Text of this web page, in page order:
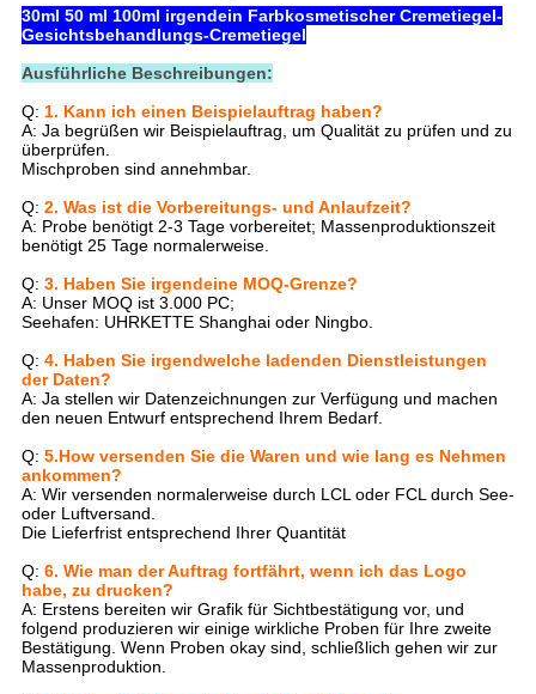
30ml 50 ml 100ml irgendein Farbkosmetischer Cremetiegel-
Gesichtsbehandlungs-Cremetiegel
Ausführliche Beschreibungen:
Q: 1. Kann ich einen Beispielauftrag haben?
A: Ja begrüßen wir Beispielauftrag, um Qualität zu prüfen und zu
überprüfen.
Mischproben sind annehmbar.
Q: 2. Was ist die Vorbereitungs- und Anlaufzeit?
A: Probe benötigt 2-3 Tage vorbereitet; Massenproduktionszeit
benötigt 25 Tage normalerweise.
Q: 3. Haben Sie irgendeine MOQ-Grenze?
A: Unser MOQ ist 3.000 PC;
Seehafen: UHRKETTE Shanghai oder Ningbo.
Q: 4. Haben Sie irgendwelche ladenden Dienstleistungen
der Daten?
A: Ja stellen wir Datenzeichnungen zur Verfügung und machen
den neuen Entwurf entsprechend Ihrem Bedarf.
Q: 5.How versenden Sie die Waren und wie lang es Nehmen
ankommen?
A: Wir versenden normalerweise durch LCL oder FCL durch See-
oder Luftversand.
Die Lieferfrist entsprechend Ihrer Quantität
Q: 6. Wie man der Auftrag fortfährt, wenn ich das Logo
habe, zu drucken?
A: Erstens bereiten wir Grafik für Sichtbestätigung vor, und
folgend produzieren wir einige wirkliche Proben für Ihre zweite
Bestätigung. Wenn Proben okay sind, schließlich gehen wir zur
Massenproduktion.